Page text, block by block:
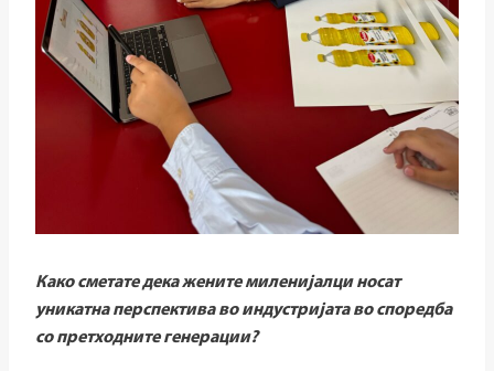
Како сметате дека жените миленијалци носат
уникатна перспектива во индустријата во споредба
со претходните генерации?